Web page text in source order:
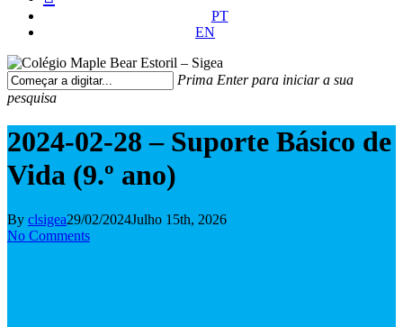
PT
EN
Prima Enter para iniciar a sua
pesquisa
Pesquisa
2024-02-28 – Suporte Básico de
Vida (9.º ano)
By clsigea29/02/2024Julho 15th, 2026
No Comments